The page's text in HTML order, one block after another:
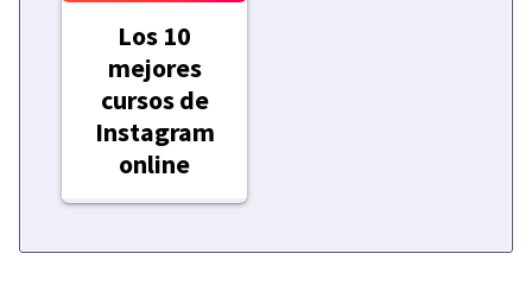
Los 10
mejores
cursos de
Instagram
online